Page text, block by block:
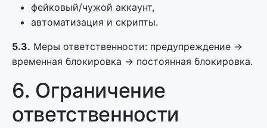
фейковый/чужой аккаунт,
автоматизация и скрипты.
5.3. Меры ответственности: предупреждение →
временная блокировка → постоянная блокировка.
6. Ограничение
ответственности